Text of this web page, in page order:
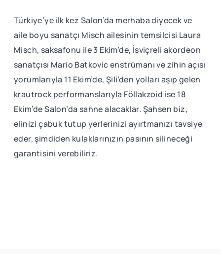
Türkiye’ye ilk kez Salon’da merhaba diyecek ve
aile boyu sanatçı Misch ailesinin temsilcisi Laura
Misch, saksafonu ile 3 Ekim’de, İsviçreli akordeon
sanatçısı Mario Batkovic enstrümanı ve zihin açısı
yorumlarıyla 11 Ekim’de, Şili’den yolları aşıp gelen
krautrock performanslarıyla Föllakzoid ise 18
Ekim’de Salon’da sahne alacaklar. Şahsen biz,
elinizi çabuk tutup yerlerinizi ayırtmanızı tavsiye
eder, şimdiden kulaklarınızın pasının silineceği
garantisini verebiliriz.